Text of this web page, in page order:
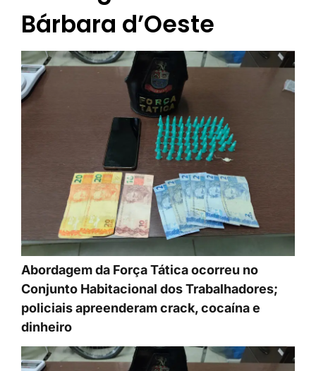
Bárbara d’Oeste
Abordagem da Força Tática ocorreu no
Conjunto Habitacional dos Trabalhadores;
policiais apreenderam crack, cocaína e
dinheiro